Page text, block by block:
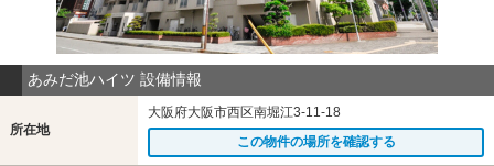
あみだ池ハイツ 設備情報
所在地
大阪府大阪市西区南堀江3-11-18
この物件の場所を確認する